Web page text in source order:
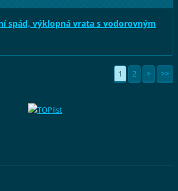
spád, výklopná vrata s vodorovným
1 2 > >>